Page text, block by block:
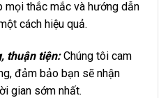
mọi thắc mắc và hướng dẫn
cách hiệu quả.
thuận tiện:Chúng tôi cam
đảm bảo bạn sẽ nhận
gian sớm nhất.